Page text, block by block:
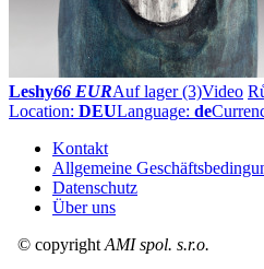
Leshy66 EURAuf lager (3)Video
Location: DEULanguage: de
Kontakt
Allgemeine
Datenschutz
Über uns
© copyright AMI spol. s.r.o.